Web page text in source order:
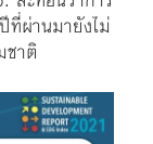
ที่ผ่านมายังไม่
าติ